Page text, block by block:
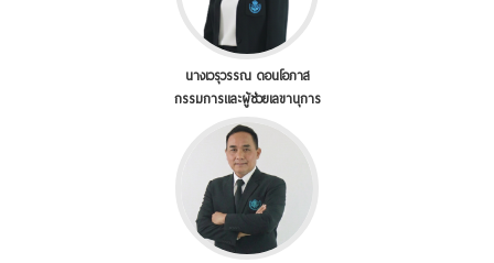
นางเวรุวรรณ ดอนโอภาส
กรรมการและผู้ช่วยเลขานุการ